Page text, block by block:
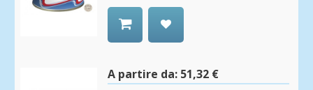
Wishlist
A partire da: 51,32 €